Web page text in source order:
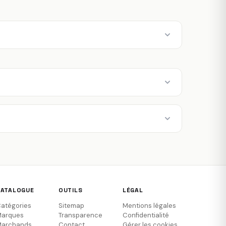
OUTILS
Sitemap
Transparence
LÉGAL
Mentions légales
Confidentialité